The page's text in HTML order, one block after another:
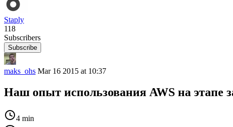
Staply
118
Subscribers
Subscribe
maks_ohs Mar 16 2015 at 10:37
Наш опыт использования AWS на этапе
4 min